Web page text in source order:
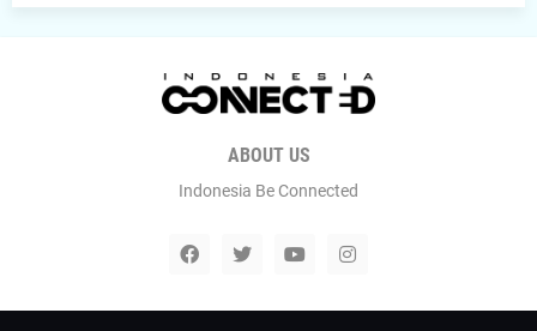
ABOUT US
Indonesia Be Connected